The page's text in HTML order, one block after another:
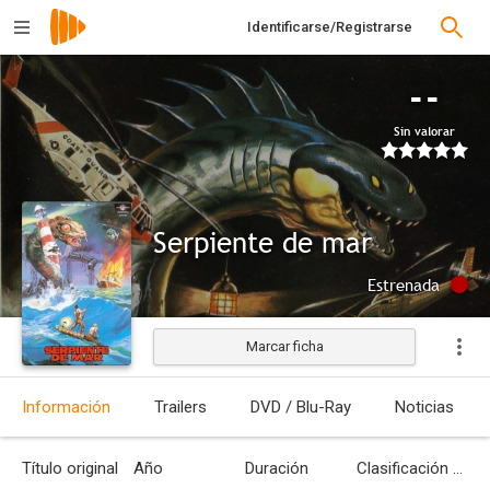
Identificarse/Registrarse
--
Sin valorar
Serpiente de mar
Estrenada
Marcar ficha
Información Trailers DVD / Blu-Ray Noticias
Título original Año Duración Clasificación por edades